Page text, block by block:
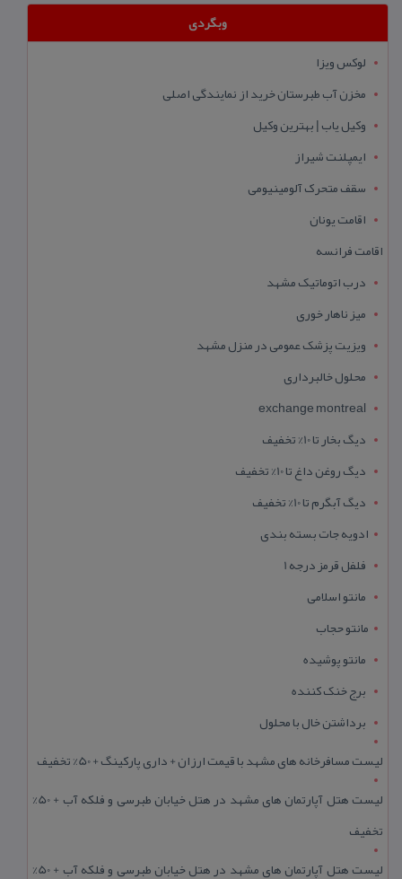
وبگردی
لوکس ویزا
مخزن آب طبرستان خرید از نمایندگی اصلی
وکیل یاب | بهترین وکیل
ایمپلنت شیراز
سقف متحرک آلومینیومی
اقامت یونان
اقامت فرانسه
درب اتوماتیک مشهد
میز ناهار خوری
ویزیت پزشک عمومی در منزل مشهد
محلول خالبرداری
exchange montreal
دیگ بخار تا 10% تخفیف
دیگ روغن داغ تا 10% تخفیف
دیگ آبگرم تا 10% تخفیف
ادویه جات بسته بندی
فلفل قرمز درجه 1
مانتو اسلامی
مانتو حجاب
مانتو پوشیده
برج خنک کننده
برداشتن خال با محلول
لیست مسافرخانه های مشهد با قیمت ارزان + داری پارکینگ + 50% تخفیف
لیست هتل آپارتمان های مشهد در هتل خیابان طبرسی و فلکه آب + 50%
تخفیف
لیست هتل آپارتمان های مشهد در هتل خیابان طبرسی و فلکه آب + 50%